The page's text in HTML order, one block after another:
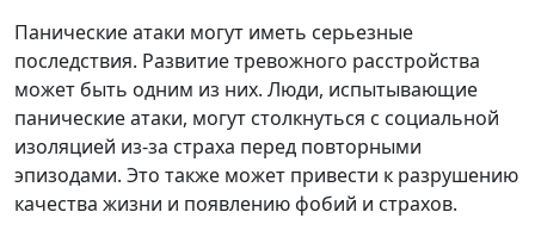
Панические атаки могут иметь серьезные
последствия. Развитие тревожного расстройства
может быть одним из них. Люди, испытывающие
панические атаки, могут столкнуться с социальной
изоляцией из-за страха перед повторными
эпизодами. Это также может привести к разрушению
качества жизни и появлению фобий и страхов.